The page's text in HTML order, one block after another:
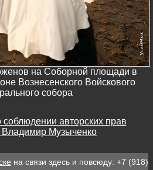
на Соборной площади в
Вознесенского Войскового
собора
авторских прав
Музыченко
на связи здесь и повсюду: +7 (918)